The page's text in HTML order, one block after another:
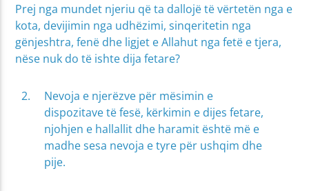
Prej nga mundet njeriu që ta dallojë të vërtetën nga e
kota, devijimin nga udhëzimi, sinqeritetin nga
gënjeshtra, fenë dhe ligjet e Allahut nga fetë e tjera,
nëse nuk do të ishte dija fetare?
Nevoja e njerëzve për mësimin e
dispozitave të fesë, kërkimin e dijes fetare,
njohjen e hallallit dhe haramit është më e
madhe sesa nevoja e tyre për ushqim dhe
pije.